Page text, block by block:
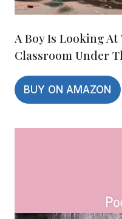
A Boy Is Looking
Classroom Under
BUY ON AMAZON